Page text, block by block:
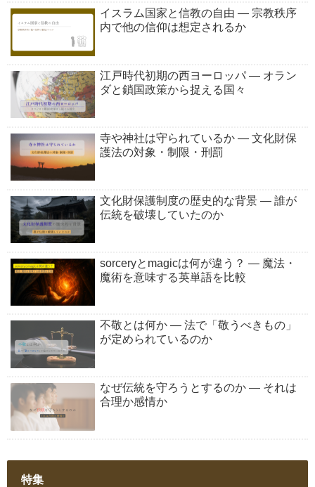
イスラム国家と信教の自由 ― 宗教秩序
内で他の信仰は想定されるか
江戸時代初期の西ヨーロッパ ― オラン
ダと鎖国政策から捉える国々
寺や神社は守られているか ― 文化財保
護法の対象・制限・刑罰
文化財保護制度の歴史的な背景 ― 誰が
伝統を破壊していたのか
sorceryとmagicは何が違う？ ― 魔法・
魔術を意味する英単語を比較
不敬とは何か ― 法で「敬うべきもの」
が定められているのか
なぜ伝統を守ろうとするのか ― それは
合理か感情か
特集